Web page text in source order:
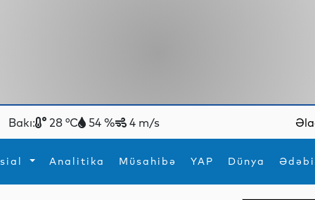
Bakı: 28 °C 54 % 4 m/s
Analitika Müsahibə YAP Dünya